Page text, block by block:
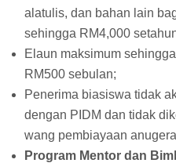
alatulis, dan bahan lain
sehingga RM4,000
Elaun maksimum
RM500 sebulan;
Penerima biasiswa tidak
dengan PIDM dan tidak
wang pembiayaan
Program Mentor dan